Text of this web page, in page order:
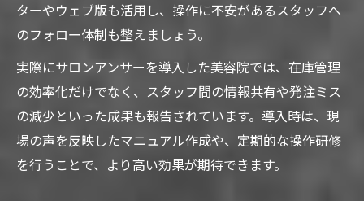
ターやウェブ版も活用し、操作に不安があるスタッフへ
のフォロー体制も整えましょう。
実際にサロンアンサーを導入した美容院では、在庫管理
の効率化だけでなく、スタッフ間の情報共有や発注ミス
の減少といった成果も報告されています。導入時は、現
場の声を反映したマニュアル作成や、定期的な操作研修
を行うことで、より高い効果が期待できます。